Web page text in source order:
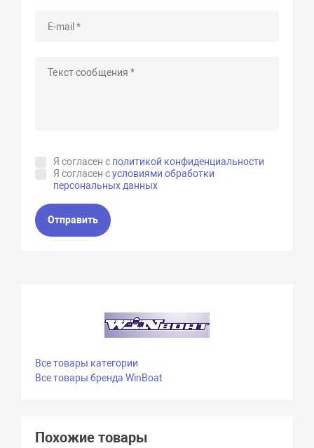
Я согласен с политикой конфиденциальности
Я согласен сусловиями обработки
персональных данных
Отправить
Все товары категории
Все товары бренда WinBoat
Похожие товары